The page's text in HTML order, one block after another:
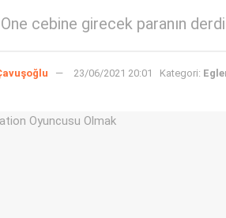
cebine girecek paranın
23/06/2021 20:01 Kategori: